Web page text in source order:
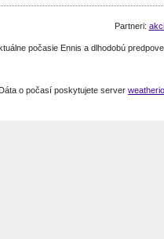
Partneri:
počasie Ennis a dlhodobú
Dáta o počasí poskytujete server